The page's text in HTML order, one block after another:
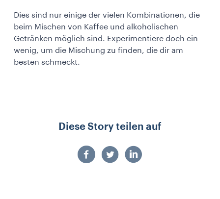
Dies sind nur einige der vielen Kombinationen, die
beim Mischen von Kaffee und alkoholischen
Getränken möglich sind. Experimentiere doch ein
wenig, um die Mischung zu finden, die dir am
besten schmeckt.
Diese Story teilen auf